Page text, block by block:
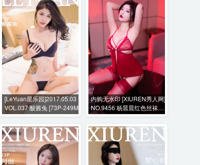
[LeYuan星乐园]2017.05.03
VOL.037 酸酱兔 [73P-249M]
内购无水印 [XIUREN秀人网]
NO.9456 杨晨晨红色丝袜内
衣紫色T恤 [103P+1V-
1756MB]